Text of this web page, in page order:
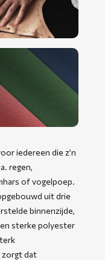
iedereen die z’n
regen,
of vogelpoep.
uit drie
binnenzijde,
sterke polyester
dat